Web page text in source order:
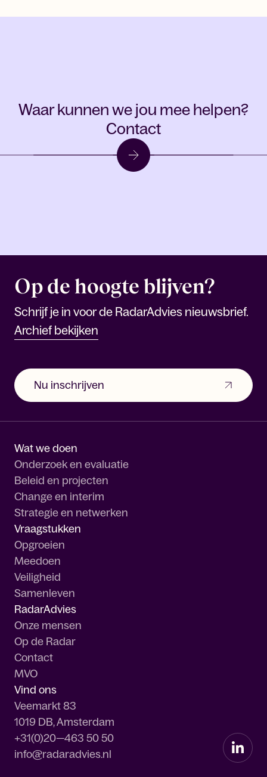
Waar kunnen we jou mee helpen?
Contact
Op de hoogte blijven?
Schrijf je in voor de RadarAdvies nieuwsbrief.
Archief bekijken
Nu inschrijven
Wat we doen
Onderzoek en evaluatie
Beleid en projecten
Change en interim
Strategie en netwerken
Vraagstukken
Opgroeien
Meedoen
Veiligheid
Samenleven
RadarAdvies
Onze mensen
Op de Radar
Contact
MVO
Vind ons
Veemarkt 83
1019 DB, Amsterdam
+31(0)20—463 50 50
info@radaradvies.nl